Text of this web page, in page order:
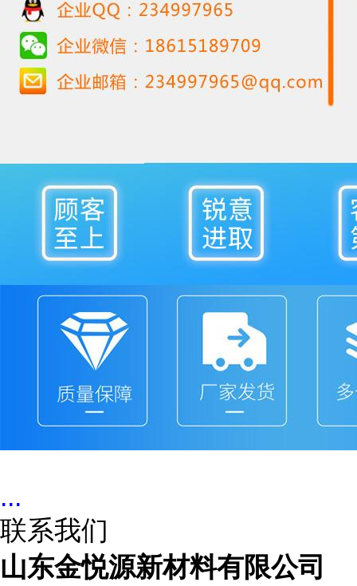
...
联系我们
山东金悦源新材料有限公司